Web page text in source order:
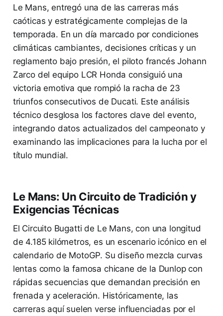
Le Mans, entregó una de las carreras más
caóticas y estratégicamente complejas de la
temporada. En un día marcado por condiciones
climáticas cambiantes, decisiones críticas y un
reglamento bajo presión, el piloto francés Johann
Zarco del equipo LCR Honda consiguió una
victoria emotiva que rompió la racha de 23
triunfos consecutivos de Ducati. Este análisis
técnico desglosa los factores clave del evento,
integrando datos actualizados del campeonato y
examinando las implicaciones para la lucha por el
título mundial.
Le Mans: Un Circuito de Tradición y
Exigencias Técnicas
El Circuito Bugatti de Le Mans, con una longitud
de 4.185 kilómetros, es un escenario icónico en el
calendario de MotoGP. Su diseño mezcla curvas
lentas como la famosa chicane de la Dunlop con
rápidas secuencias que demandan precisión en
frenada y aceleración. Históricamente, las
carreras aquí suelen verse influenciadas por el